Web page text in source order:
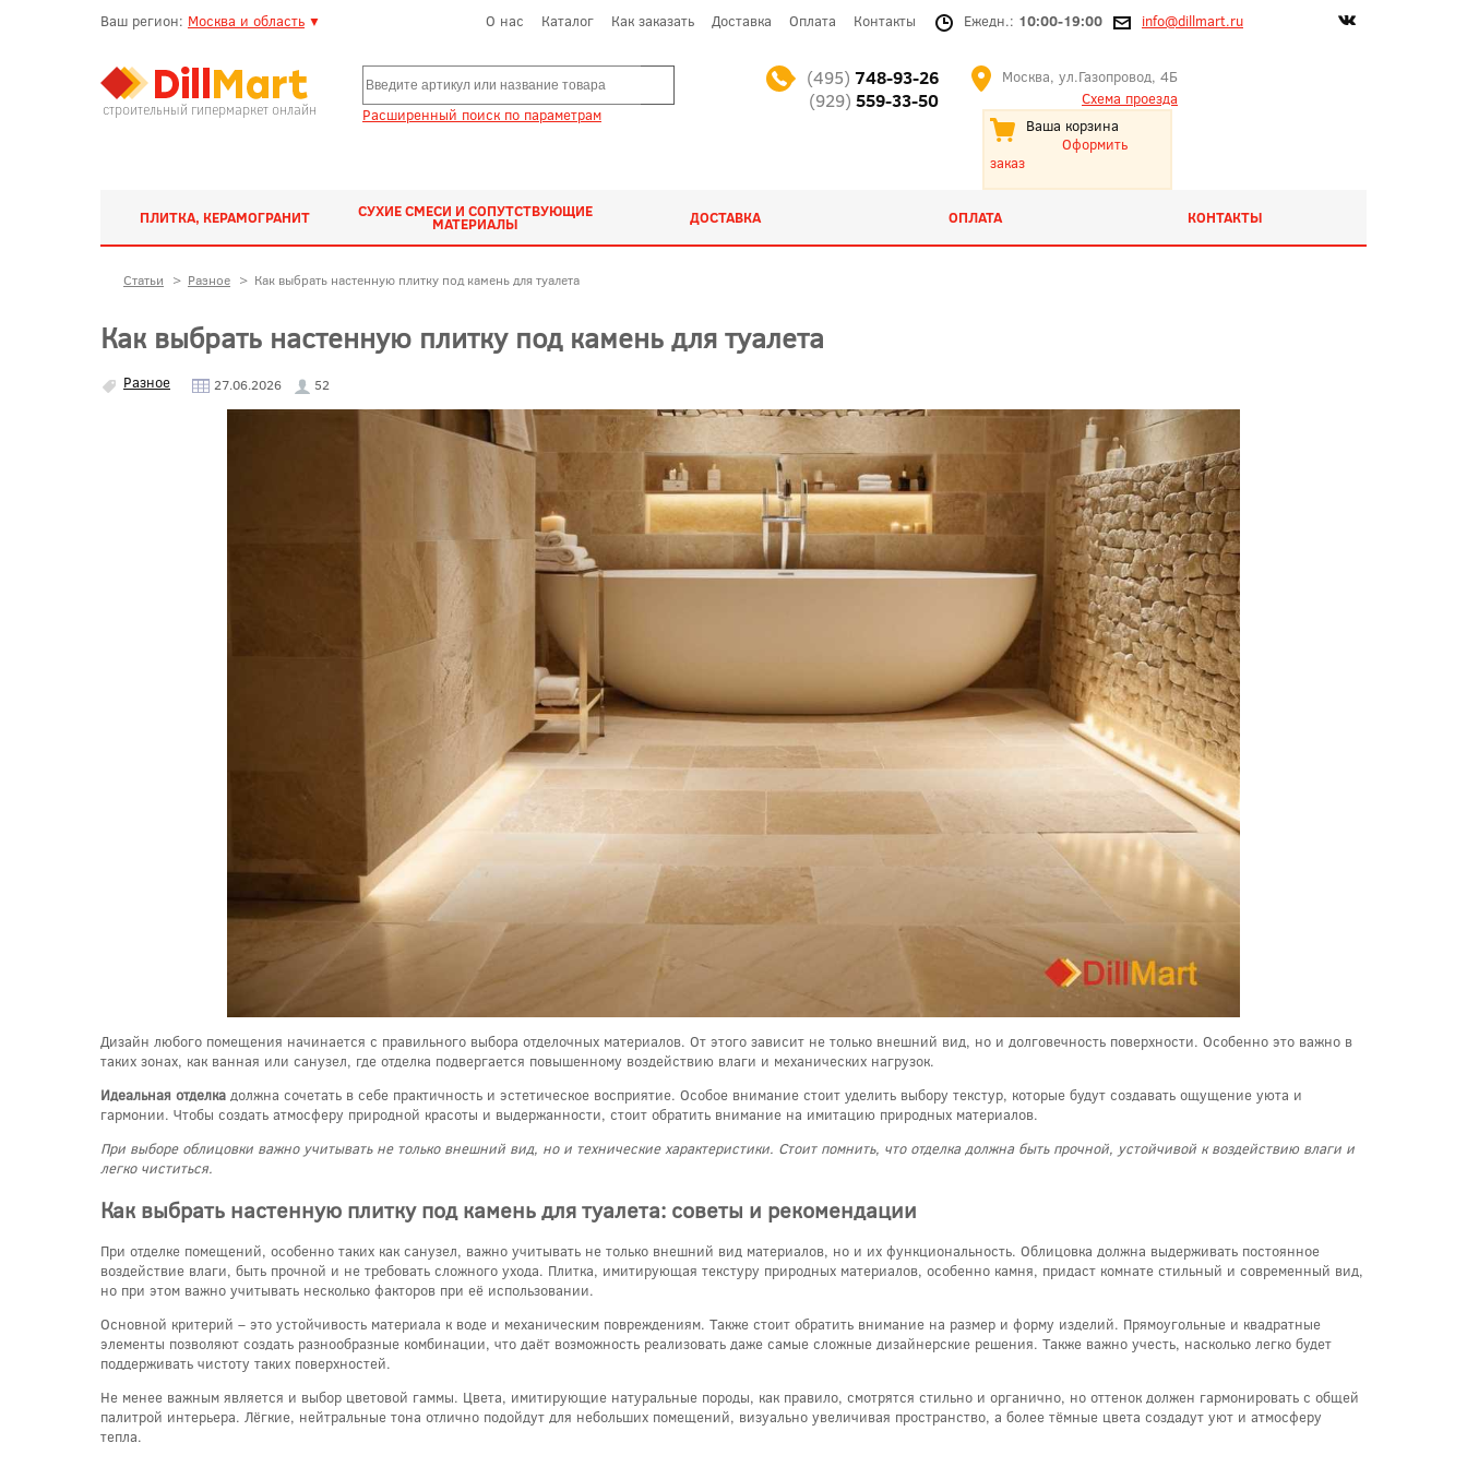
Ваш регион: Москва и область ▼ О нас Каталог Как заказать Доставка Оплата Контакты Ежедн.: 10:00-19:00 info@dillmart.ru
строительный гипермаркет онлайн Расширенный поиск по параметрам
(495) 748-93-26
(929) 559-33-50
Москва, ул.Газопровод, 4Б
Схема проезда
Ваша корзина
Оформить
заказ
ПЛИТКА, КЕРАМОГРАНИТ СУХИЕ СМЕСИ И СОПУТСТВУЮЩИЕ
МАТЕРИАЛЫ ДОСТАВКА ОПЛАТА КОНТАКТЫ
Статьи > Разное > Как выбрать настенную плитку под камень для туалета
Как выбрать настенную плитку под камень для туалета
Разное 27.06.2026 52
Дизайн любого помещения начинается с правильного выбора отделочных материалов. От этого зависит не только внешний вид, но и долговечность поверхности. Особенно это важно в
таких зонах, как ванная или санузел, где отделка подвергается повышенному воздействию влаги и механических нагрузок.
Идеальная отделка должна сочетать в себе практичность и эстетическое восприятие. Особое внимание стоит уделить выбору текстур, которые будут создавать ощущение уюта и
гармонии. Чтобы создать атмосферу природной красоты и выдержанности, стоит обратить внимание на имитацию природных материалов.
При выборе облицовки важно учитывать не только внешний вид, но и технические характеристики. Стоит помнить, что отделка должна быть прочной, устойчивой к воздействию влаги и
легко чиститься.
Как выбрать настенную плитку под камень для туалета: советы и рекомендации
При отделке помещений, особенно таких как санузел, важно учитывать не только внешний вид материалов, но и их функциональность. Облицовка должна выдерживать постоянное
воздействие влаги, быть прочной и не требовать сложного ухода. Плитка, имитирующая текстуру природных материалов, особенно камня, придаст комнате стильный и современный вид,
но при этом важно учитывать несколько факторов при её использовании.
Основной критерий – это устойчивость материала к воде и механическим повреждениям. Также стоит обратить внимание на размер и форму изделий. Прямоугольные и квадратные
элементы позволяют создать разнообразные комбинации, что даёт возможность реализовать даже самые сложные дизайнерские решения. Также важно учесть, насколько легко будет
поддерживать чистоту таких поверхностей.
Не менее важным является и выбор цветовой гаммы. Цвета, имитирующие натуральные породы, как правило, смотрятся стильно и органично, но оттенок должен гармонировать с общей
палитрой интерьера. Лёгкие, нейтральные тона отлично подойдут для небольших помещений, визуально увеличивая пространство, а более тёмные цвета создадут уют и атмосферу
тепла.